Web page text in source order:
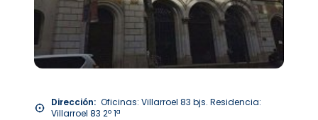
Dirección: Oficinas: Villarroel 83 bjs. Residencia:
Villarroel 83 2º 1ª